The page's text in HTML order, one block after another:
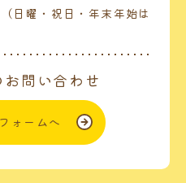
曜・祝日・年末年始は
問い合わせ
ォームへ